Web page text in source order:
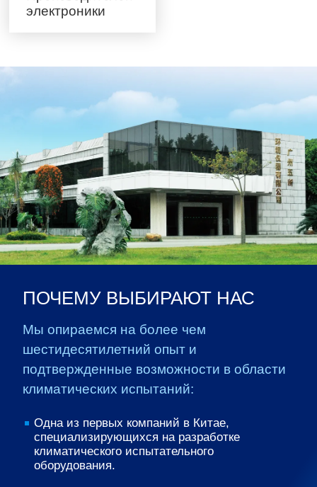
электроники
ПОЧЕМУ ВЫБИРАЮТ НАС
Мы опираемся на более чем
шестидесятилетний опыт и
подтвержденные возможности в области
климатических испытаний:
Одна из первых компаний в Китае,
специализирующихся на разработке
климатического испытательного
оборудования.